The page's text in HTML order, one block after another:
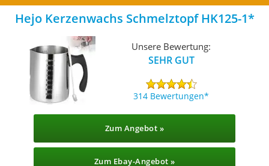
Hejo Kerzenwachs Schmelztopf HK125-1
Unsere Bewertung:
SEHR GUT
314 Bewertungen
Zum Angebot »
Zum Ebay-Angebot »